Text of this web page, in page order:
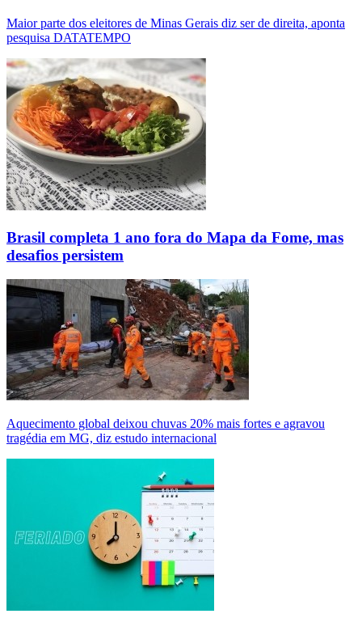
Maior parte dos eleitores de Minas Gerais diz ser de direita, aponta
pesquisa DATATEMPO
Brasil completa 1 ano fora do Mapa da Fome, mas
desafios persistem
Aquecimento global deixou chuvas 20% mais fortes e agravou
tragédia em MG, diz estudo internacional